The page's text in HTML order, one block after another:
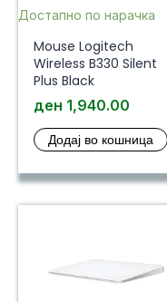
Достапно по нарачка
Mouse Logitech
Wireless B330 Silent
Plus Black
ден 1,940.00
Додај во кошница